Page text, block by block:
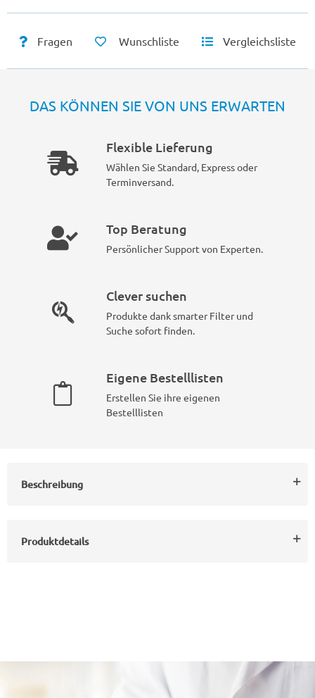
Fragen Wunschliste Vergleichsliste
DAS KÖNNEN SIE VON UNS ERWARTEN
Flexible Lieferung
Wählen Sie Standard, Express oder
Terminversand.
Top Beratung
Persönlicher Support von Experten.
Clever suchen
Produkte dank smarter Filter und
Suche sofort finden.
Eigene Bestelllisten
Erstellen Sie ihre eigenen
Bestelllisten
Beschreibung
Produktdetails